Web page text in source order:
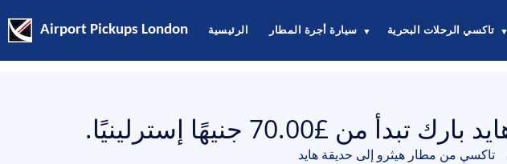
Airport Pickups London الرئيسية سيارة أجرة المطار ▼ تاكسي الرحلات البحرية ▼
£70.00 جنيهًا إسترلينيًا.
تاكسي من مطار هيثرو إلى حديقة هايد